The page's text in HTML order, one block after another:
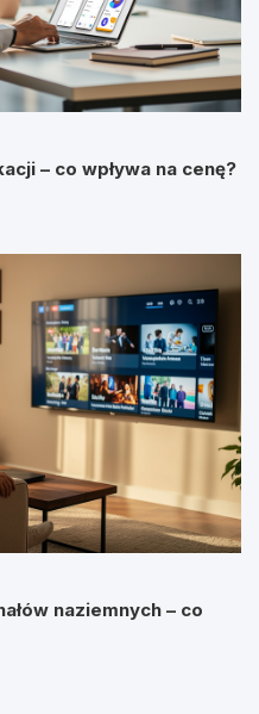
– co wpływa na cenę?
naziemnych – co